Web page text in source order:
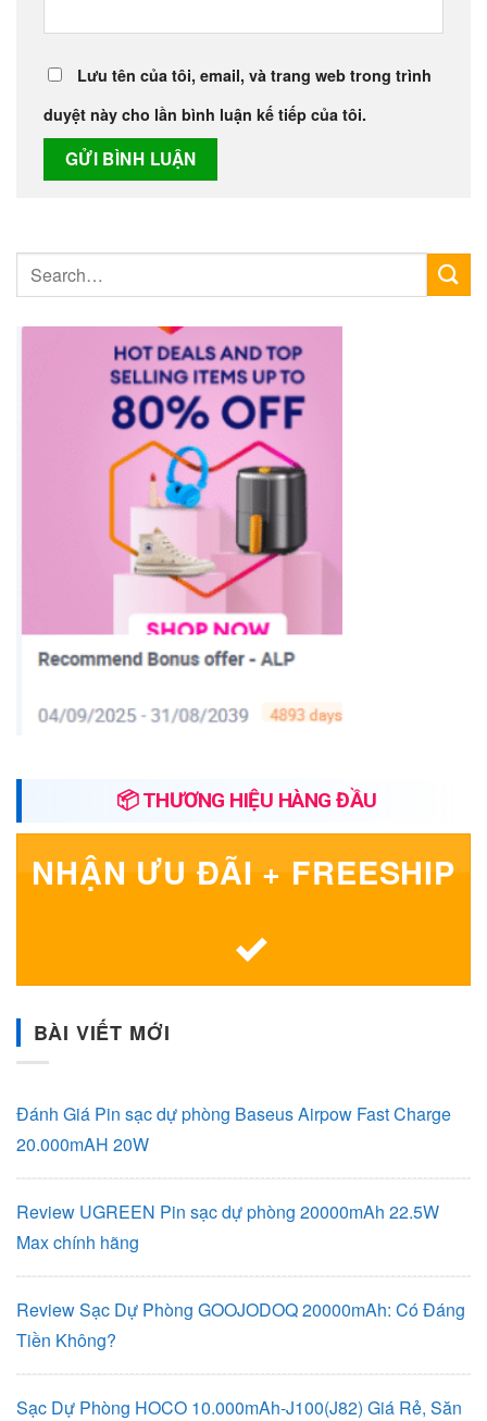
Lưu tên của tôi, email, và trang web trong trình
duyệt này cho lần bình luận kế tiếp của tôi.
📦 THƯƠNG HIỆU HÀNG ĐẦU
NHẬN ƯU ĐÃI + FREESHIP
BÀI VIẾT MỚI
Đánh Giá Pin sạc dự phòng Baseus Airpow Fast Charge
20.000mAH 20W
Review UGREEN Pin sạc dự phòng 20000mAh 22.5W
Max chính hãng
Review Sạc Dự Phòng GOOJODOQ 20000mAh: Có Đáng
Tiền Không?
Sạc Dự Phòng HOCO 10.000mAh-J100(J82) Giá Rẻ, Săn